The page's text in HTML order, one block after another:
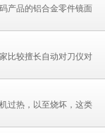
产品的铝合金零件镜面
比较擅长自动对刀仪对
过热，以至烧坏，这类